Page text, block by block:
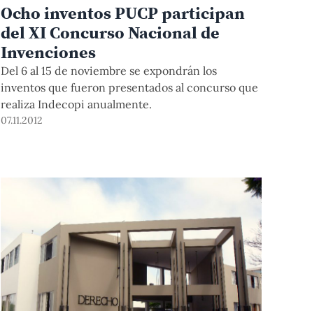
Ocho inventos PUCP participan
del XI Concurso Nacional de
Invenciones
Del 6 al 15 de noviembre se expondrán los
inventos que fueron presentados al concurso que
realiza Indecopi anualmente.
07.11.2012